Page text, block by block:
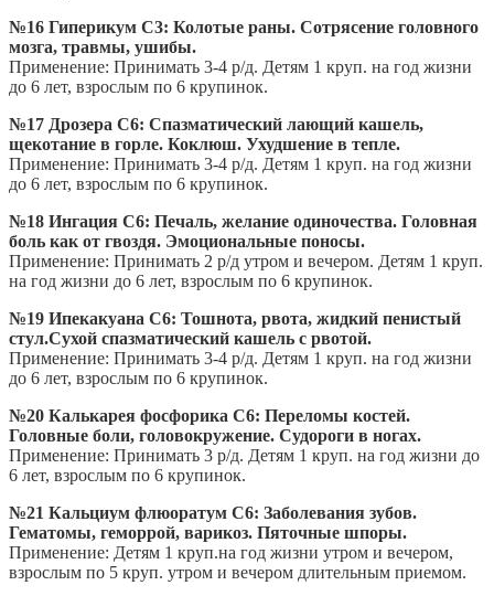
№16 Гиперикум С3: Колотые раны. Сотрясение головного
мозга, травмы, ушибы.
Применение: Принимать 3-4 р/д. Детям 1 круп. на год жизни
до 6 лет, взрослым по 6 крупинок.
№17 Дрозера С6: Спазматический лающий кашель,
щекотание в горле. Коклюш. Ухудшение в тепле.
Применение: Принимать 3-4 р/д. Детям 1 круп. на год жизни
до 6 лет, взрослым по 6 крупинок.
№18 Ингация С6: Печаль, желание одиночества. Головная
боль как от гвоздя. Эмоциональные поносы.
Применение: Принимать 2 р/д утром и вечером. Детям 1 круп.
на год жизни до 6 лет, взрослым по 6 крупинок.
№19 Ипекакуана С6: Тошнота, рвота, жидкий пенистый
стул.Сухой спазматический кашель с рвотой.
Применение: Принимать 3-4 р/д. Детям 1 круп. на год жизни
до 6 лет, взрослым по 6 крупинок.
№20 Калькарея фосфорика С6: Переломы костей.
Головные боли, головокружение. Судороги в ногах.
Применение: Принимать 3 р/д. Детям 1 круп. на год жизни до
6 лет, взрослым по 6 крупинок.
№21 Кальциум флюоратум С6: Заболевания зубов.
Гематомы, геморрой, варикоз. Пяточные шпоры.
Применение: Детям 1 круп.на год жизни утром и вечером,
взрослым по 5 круп. утром и вечером длительным приемом.